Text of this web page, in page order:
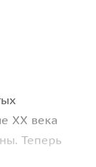
XX века
Теперь